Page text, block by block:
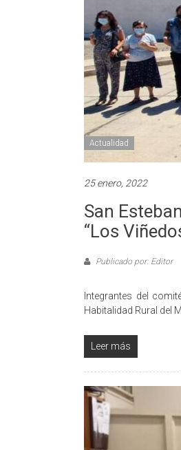
Actualidad
25 enero, 2022
San
“Los
Publicado por: Editor
Integrantes del
Habitalidad Rural del
Leer más